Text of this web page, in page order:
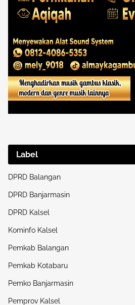
Label
DPRD Balangan
DPRD Banjarmasin
DPRD Kalsel
Kominfo Kalsel
Pemkab Balangan
Pemkab Kotabaru
Pemko Banjarmasin
Pemprov Kalsel